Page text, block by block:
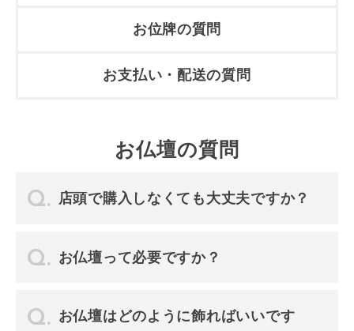
お位牌の質問
お支払い・配送の質問
お仏壇の質問
店頭で購入しなくても大丈夫ですか？
お仏壇って必要ですか？
お仏壇はどのように飾ればいいです